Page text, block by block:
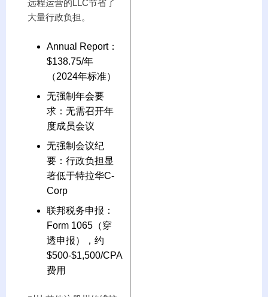
远程运营的LLC节省了
大量行政负担。
Annual Report：
$138.75/年
（2024年标准）
无强制年会要
求：无需召开年
度成员会议
无强制会议纪
要：行政负担显
著低于特拉华C-
Corp
联邦税务申报：
Form 1065（穿
透申报），约
$500-$1,500/CPA
费用